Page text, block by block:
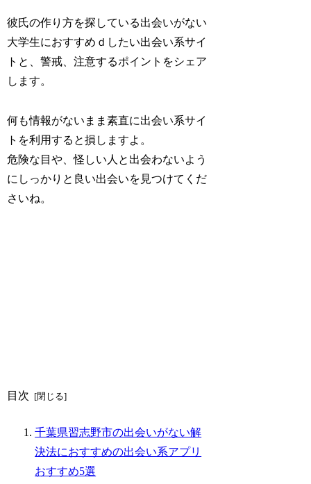
彼氏の作り方を探している出会いがない
大学生におすすめｄしたい出会い系サイ
トと、警戒、注意するポイントをシェア
します。
何も情報がないまま素直に出会い系サイ
トを利用すると損しますよ。
危険な目や、怪しい人と出会わないよう
にしっかりと良い出会いを見つけてくだ
さいね。
目次
千葉県習志野市の出会いがない解
決法におすすめの出会い系アプリ
おすすめ5選